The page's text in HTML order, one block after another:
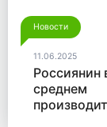
Новости
11.06.2025
Россиянин
среднем
производит